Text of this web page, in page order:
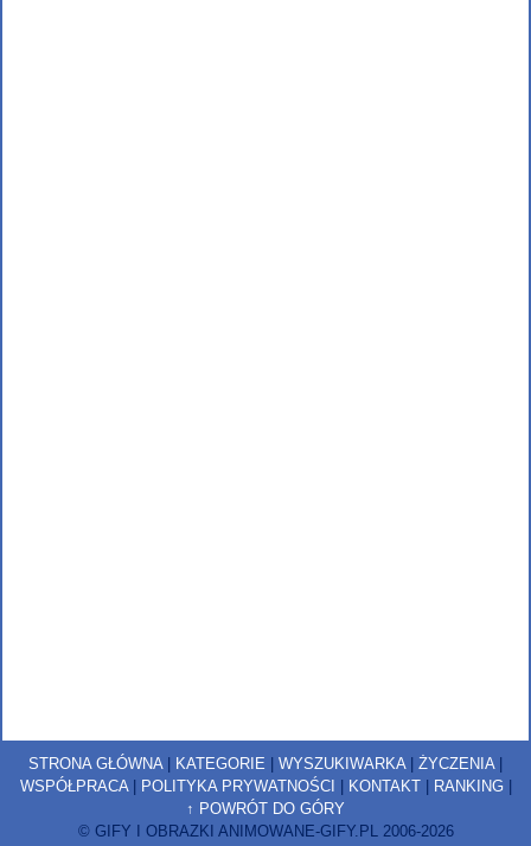
STRONA GŁÓWNA KATEGORIE WYSZUKIWARKA ŻYCZENIA
WSPÓŁPRACA| POLITYKA PRYWATNOŚCI KONTAKT| RANKING|
↑ POWRÓT DO GÓRY
© GIFY I OBRAZKI ANIMOWANE-GIFY.PL 2006-2026